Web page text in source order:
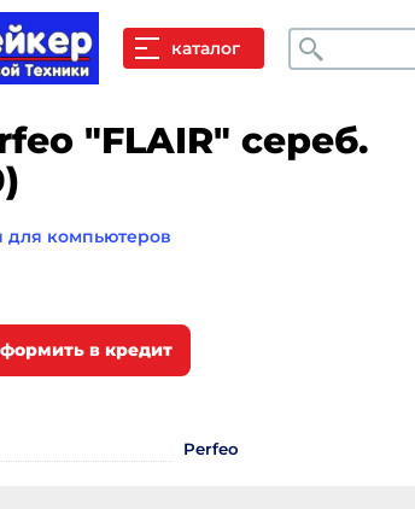
каталог Поиск
"FLAIR" сереб.
для компьютеров
Perfeo